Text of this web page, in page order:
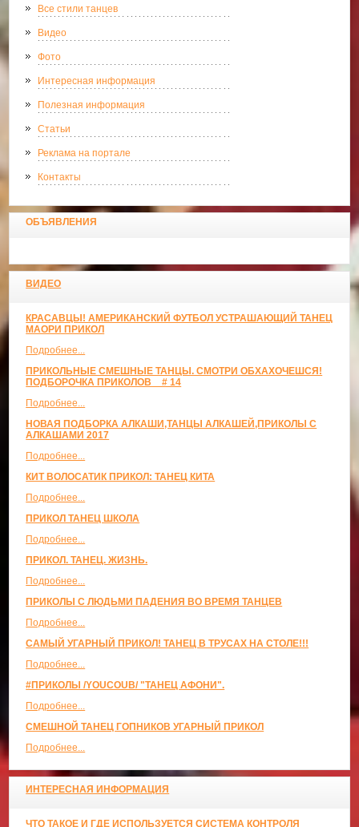
Все стили танцев
Видео
Фото
Интересная информация
Полезная информация
Статьи
Реклама на портале
Контакты
ОБЪЯВЛЕНИЯ
ВИДЕО
КРАСАВЦЫ! АМЕРИКАНСКИЙ ФУТБОЛ УСТРАШАЮЩИЙ ТАНЕЦ
МАОРИ ПРИКОЛ
Подробнее...
ПРИКОЛЬНЫЕ СМЕШНЫЕ ТАНЦЫ. СМОТРИ ОБХАХОЧЕШСЯ!
ПОДБОРОЧКА ПРИКОЛОВ _ # 14
Подробнее...
НОВАЯ ПОДБОРКА АЛКАШИ,ТАНЦЫ АЛКАШЕЙ,ПРИКОЛЫ С
АЛКАШАМИ 2017
Подробнее...
КИТ ВОЛОСАТИК ПРИКОЛ: ТАНЕЦ КИТА
Подробнее...
ПРИКОЛ ТАНЕЦ ШКОЛА
Подробнее...
ПРИКОЛ. ТАНЕЦ. ЖИЗНЬ.
Подробнее...
ПРИКОЛЫ С ЛЮДЬМИ ПАДЕНИЯ ВО ВРЕМЯ ТАНЦЕВ
Подробнее...
САМЫЙ УГАРНЫЙ ПРИКОЛ! ТАНЕЦ В ТРУСАХ НА СТОЛЕ!!!
Подробнее...
#ПРИКОЛЫ /YOUCOUB/ "ТАНЕЦ АФОНИ".
Подробнее...
СМЕШНОЙ ТАНЕЦ ГОПНИКОВ УГАРНЫЙ ПРИКОЛ
Подробнее...
ИНТЕРЕСНАЯ ИНФОРМАЦИЯ
ЧТО ТАКОЕ И ГДЕ ИСПОЛЬЗУЕТСЯ СИСТЕМА КОНТРОЛЯ